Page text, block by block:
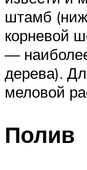
штамб
корневой
—
дерева).
меловой
Полив